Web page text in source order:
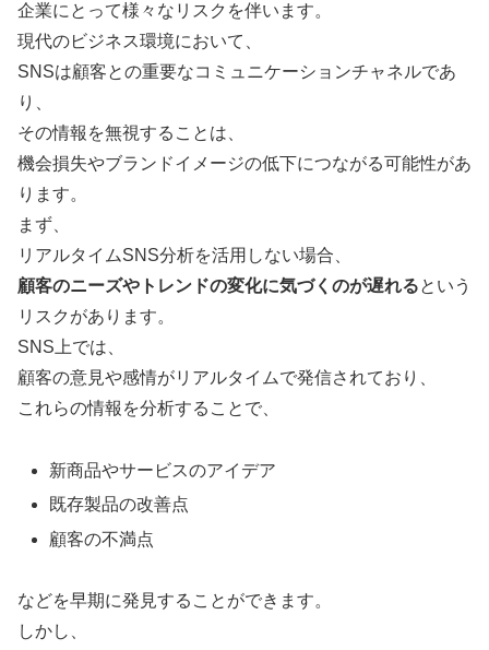
企業にとって様々なリスクを伴います。
現代のビジネス環境において、
SNSは顧客との重要なコミュニケーションチャネルであ
り、
その情報を無視することは、
機会損失やブランドイメージの低下につながる可能性があ
ります。
まず、
リアルタイムSNS分析を活用しない場合、
顧客のニーズやトレンドの変化に気づくのが遅れるという
リスクがあります。
SNS上では、
顧客の意見や感情がリアルタイムで発信されており、
これらの情報を分析することで、
新商品やサービスのアイデア
既存製品の改善点
顧客の不満点
などを早期に発見することができます。
しかし、